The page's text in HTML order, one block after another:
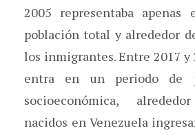
2005 representaba
población total y alrededor
los inmigrantes. Entre 2017 y
entra en un periodo de
socioeconómica,
nacidos en Venezuela